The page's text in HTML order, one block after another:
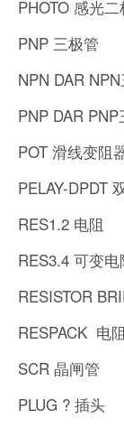
PHOTO 感光二
PNP 三极管
NPN DAR
PNP DAR PNP
POT 滑线变阻
PELAY-DPDT
RES1.2 电阻
RES3.4 可变电
RESISTOR
RESPACK 电阻
SCR 晶闸管
PLUG ? 插头